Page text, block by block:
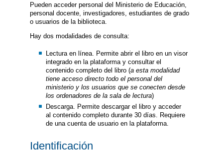
Pueden acceder personal del Ministerio de Educación,
personal docente, investigadores, estudiantes de grado
o usuarios de la biblioteca.
Hay dos modalidades de consulta:
Lectura en línea. Permite abrir el libro en un visor
integrado en la plataforma y consultar el
contenido completo del libro (a esta modalidad
tiene acceso directo todo el personal del
ministerio y los usuarios que se conecten desde
los ordenadores de la sala de lectura)
Descarga. Permite descargar el libro y acceder
al contenido completo durante 30 días. Requiere
de una cuenta de usuario en la plataforma.
Identificación